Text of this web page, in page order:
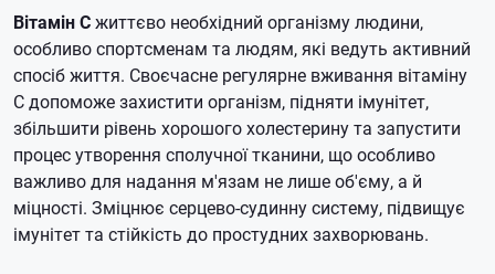
Вітамін Cжиттєво необхідний організму людини,
особливо спортсменам та людям, які ведуть активний
спосіб життя. Своєчасне регулярне вживання вітаміну
C допоможе захистити організм, підняти імунітет,
збільшити рівень хорошого холестерину та запустити
процес утворення сполучної тканини, що особливо
важливо для надання м'язам не лише об'єму, а й
міцності. Зміцнює серцево-судинну систему, підвищує
імунітет та стійкість до простудних захворювань.